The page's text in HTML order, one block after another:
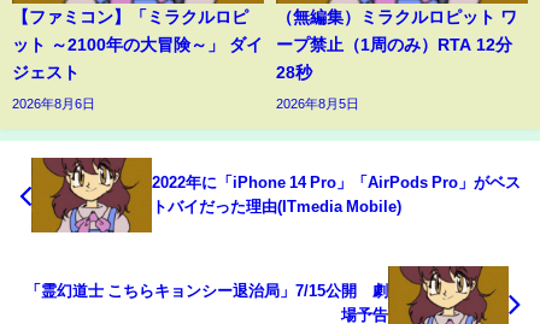
【ファミコン】「ミラクルロピ
ット ～2100年の大冒険～」 ダイ
ジェスト
2026年8月6日
（無編集）ミラクルロピット ワ
ープ禁止（1周のみ）RTA 12分
28秒
2026年8月5日
2022年に「iPhone 14 Pro」「AirPods Pro」がベス
トバイだった理由(ITmedia Mobile)
「霊幻道士 こちらキョンシー退治局」7/15公開 劇
場予告